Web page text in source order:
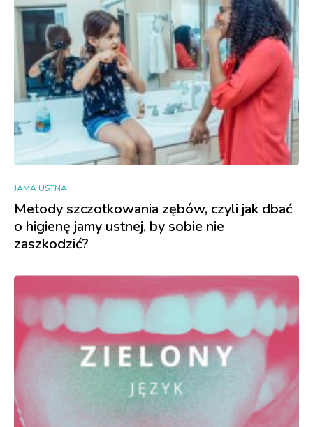
JAMA USTNA
Metody szczotkowania zębów, czyli jak dbać
o higienę jamy ustnej, by sobie nie
zaszkodzić?